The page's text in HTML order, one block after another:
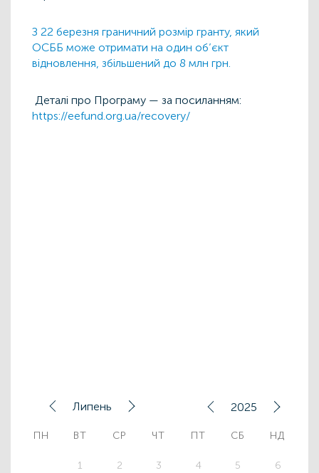
З 22 березня граничний розмір гранту, який
ОСББ може отримати на один об’єкт
відновлення, збільшений до 8 млн грн.
Деталі про Програму — за посиланням:
https://eefund.org.ua/recovery/
ПН ВТ СР ЧТ ПТ СБ НД
1 2 3 4 5 6
Липень 2025